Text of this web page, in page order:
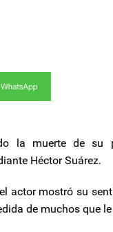
la muerte de su
Héctor Suárez.
actor mostró su
de muchos que